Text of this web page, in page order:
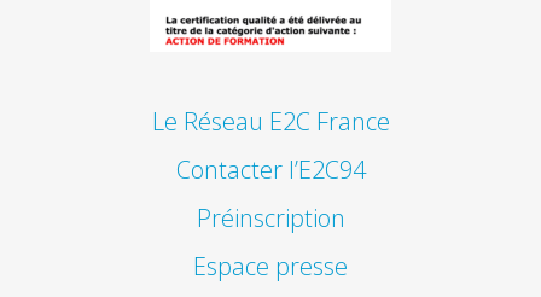
Le Réseau E2C France
Contacter l’E2C94
Préinscription
Espace presse